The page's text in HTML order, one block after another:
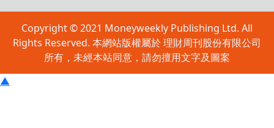
Copyright © 2021 Moneyweekly Publishing Ltd. All
Rights Reserved. 本網站版權屬於 理財周刊股份有限公司
所有，未經本站同意，請勿擅用文字及圖案
▲